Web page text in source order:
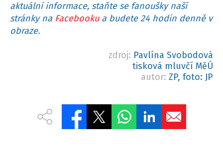
aktuální informace, staňte se fanoušky naší
stránky na Facebookua budete 24 hodin denně v
obraze.
zdroj: Pavlína Svobodová
tisková mluvčí MěÚ
autor: ZP, foto: JP